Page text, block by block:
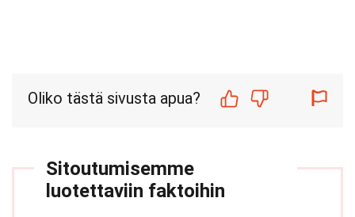
Oliko tästä sivusta apua?
Sitoutumisemme
luotettaviin faktoihin